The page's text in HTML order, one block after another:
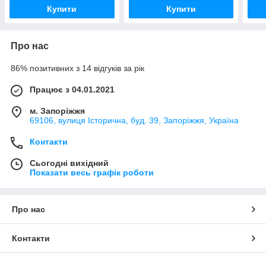
Купити Купити
Про нас
86% позитивних з 14 відгуків за рік
Працює з 04.01.2021
м. Запоріжжя
69106, вулиця Історична, буд. 39, Запоріжжя, Україна
Контакти
Сьогодні вихідний
Показати весь графік роботи
Про нас
Контакти